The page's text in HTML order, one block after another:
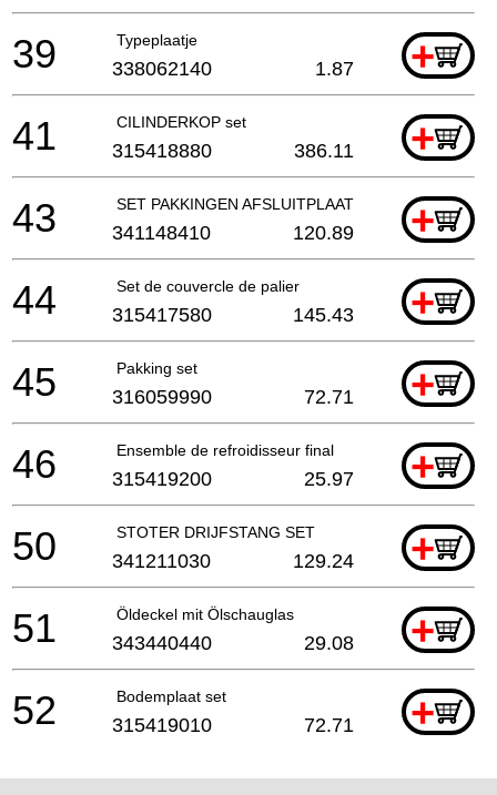
Typeplaatje +
39 338062140 1.87
CILINDERKOP set +
41 315418880 386.11
SET PAKKINGEN AFSLUITPLAAT +
43 341148410 120.89
Set de couvercle de palier +
44 315417580 145.43
Pakking set +
45 316059990 72.71
Ensemble de refroidisseur final +
46 315419200 25.97
STOTER DRIJFSTANG SET +
50 341211030 129.24
Öldeckel mit Ölschauglas +
51 343440440 29.08
Bodemplaat set +
52 315419010 72.71